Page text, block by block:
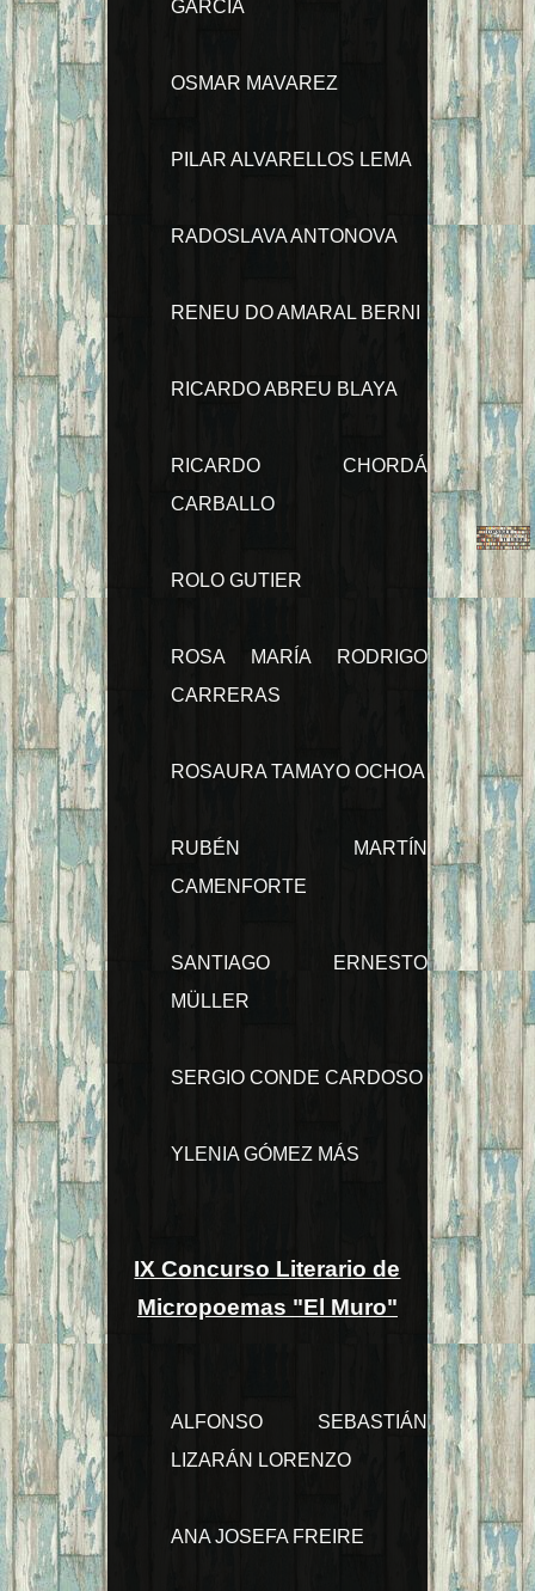
GARCÍA
OSMAR MAVAREZ
PILAR ALVARELLOS LEMA
RADOSLAVA ANTONOVA
RENEU DO AMARAL BERNI
RICARDO ABREU BLAYA
RICARDO CHORDÁ
CARBALLO
ROLO GUTIER
ROSA MARÍA RODRIGO
CARRERAS
ROSAURA TAMAYO OCHOA
RUBÉN MARTÍN
CAMENFORTE
SANTIAGO ERNESTO
MÜLLER
SERGIO CONDE CARDOSO
YLENIA GÓMEZ MÁS
IX Concurso Literario de
Micropoemas "El Muro"
ALFONSO SEBASTIÁN
LIZARÁN LORENZO
ANA JOSEFA FREIRE